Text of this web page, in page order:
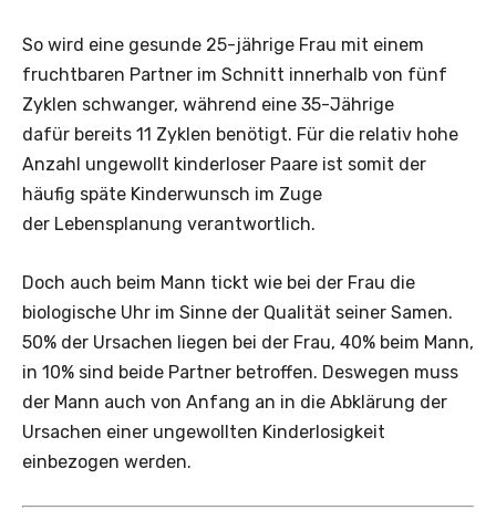
So wird eine gesunde 25-jährige Frau mit einem
fruchtbaren Partner im Schnitt innerhalb von fünf
Zyklen schwanger, während eine 35-Jährige
dafür bereits 11 Zyklen benötigt. Für die relativ hohe
Anzahl ungewollt kinderloser Paare ist somit der
häufig späte Kinderwunsch im Zuge
der Lebensplanung verantwortlich.
Doch auch beim Mann tickt wie bei der Frau die
biologische Uhr im Sinne der Qualität seiner Samen.
50% der Ursachen liegen bei der Frau, 40% beim Mann,
in 10% sind beide Partner betroffen. Deswegen muss
der Mann auch von Anfang an in die Abklärung der
Ursachen einer ungewollten Kinderlosigkeit
einbezogen werden.